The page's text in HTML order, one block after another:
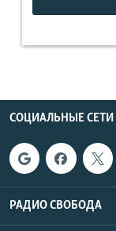
СОЦИАЛЬНЫЕ СЕТИ
РАДИО СВОБОДА